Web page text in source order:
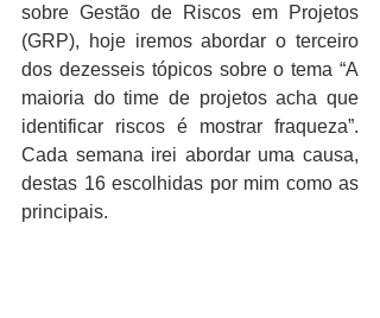
sobre Gestão de Riscos em Projetos
(GRP), hoje iremos abordar o terceiro
dos dezesseis tópicos sobre o tema “A
maioria do time de projetos acha que
identificar riscos é mostrar fraqueza”.
Cada semana irei abordar uma causa,
destas 16 escolhidas por mim como as
principais.